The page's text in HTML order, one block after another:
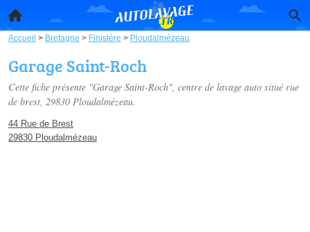
Accueil > Bretagne > Finistère > Ploudalmézeau
Garage Saint-Roch
Cette fiche présente "Garage Saint-Roch", centre de lavage auto situé rue
de brest, 29830 Ploudalmézeau.
44 Rue de Brest
29830 Ploudalmézeau